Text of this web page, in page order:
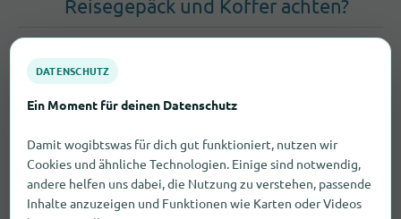
Reisegepäck und Koffer achten?
DATENSCHUTZ
Ein Moment für deinen Datenschutz
Damit wogibtswas für dich gut funktioniert, nutzen wir
Cookies und ähnliche Technologien. Einige sind notwendig,
andere helfen uns dabei, die Nutzung zu verstehen, passende
Inhalte anzuzeigen und Funktionen wie Karten oder Videos